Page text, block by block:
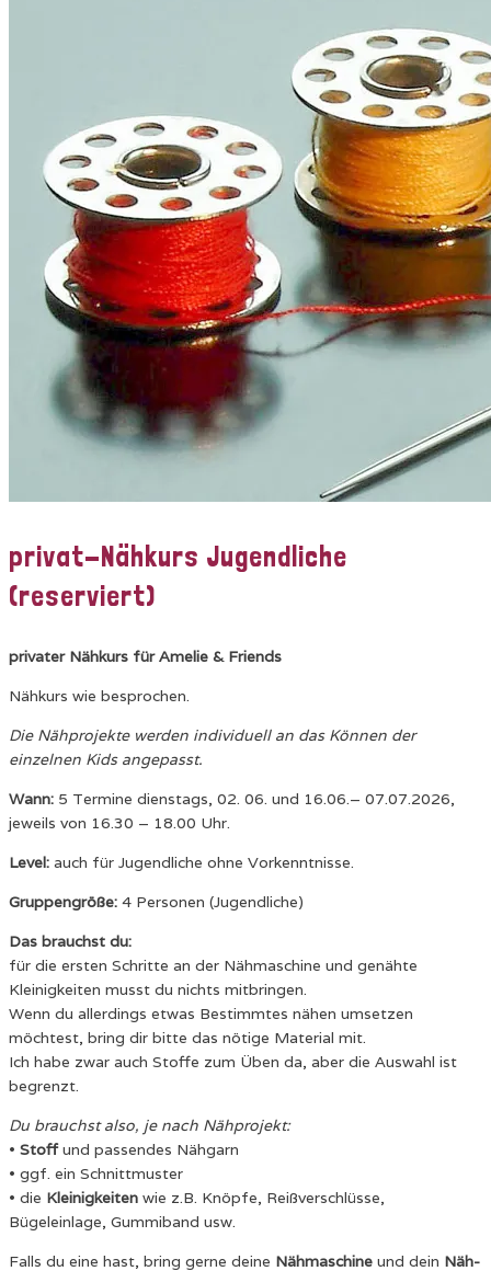
privat-Nähkurs Jugendliche
(reserviert)
privater Nähkurs für Amelie & Friends
Nähkurs wie besprochen.
Die Nähprojekte werden individuell an das Können der
einzelnen Kids angepasst.
Wann: 5 Termine dienstags, 02. 06. und 16.06.– 07.07.2026,
jeweils von 16.30 – 18.00 Uhr.
Level: auch für Jugendliche ohne Vorkenntnisse.
Gruppengröße: 4 Personen (Jugendliche)
Das brauchst du:
für die ersten Schritte an der Nähmaschine und genähte
Kleinigkeiten musst du nichts mitbringen.
Wenn du allerdings etwas Bestimmtes nähen umsetzen
möchtest, bring dir bitte das nötige Material mit.
Ich habe zwar auch Stoffe zum Üben da, aber die Auswahl ist
begrenzt.
Du brauchst also, je nach Nähprojekt:
• Stoffund passendes Nähgarn
• ggf. ein Schnittmuster
• die Kleinigkeiten wie z.B. Knöpfe, Reißverschlüsse,
Bügeleinlage, Gummiband usw.
Falls du eine hast, bring gerne deine Nähmaschine und dein Näh-